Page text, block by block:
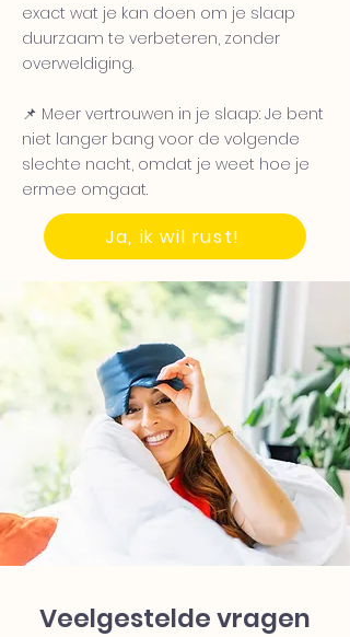
exact wat je kan doen om je slaap
duurzaam te verbeteren, zonder
overweldiging.
📌 Meer vertrouwen in je slaap: Je bent
niet langer bang voor de volgende
slechte nacht, omdat je weet hoe je
ermee omgaat.
Ja, ik wil rust!
Veelgestelde vragen